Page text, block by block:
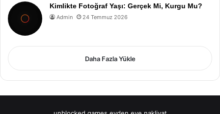
Kimlikte Fotoğraf Yaşı: Gerçek Mi, Kurgu Mu?
Admin 24 Temmuz 2026
Daha Fazla Yükle